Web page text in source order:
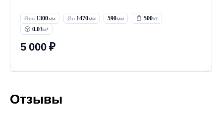
1300 1470 590
500
0.03
5 000 ₽
Отзывы